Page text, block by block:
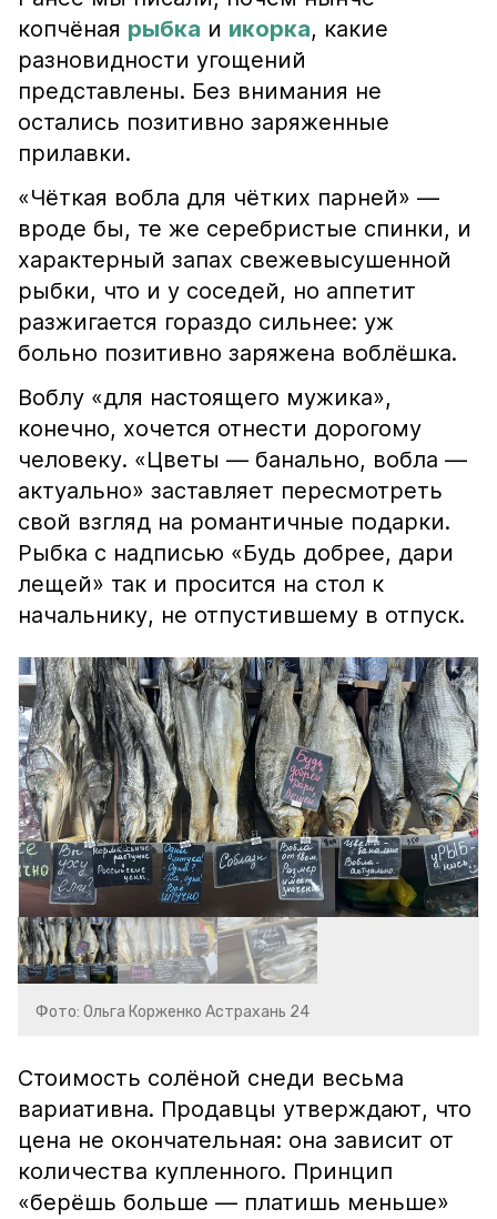
копчёная рыбка и икорка, какие
разновидности угощений
представлены. Без внимания не
остались позитивно заряженные
прилавки.
«Чёткая вобла для чётких парней» —
вроде бы, те же серебристые спинки, и
характерный запах свежевысушенной
рыбки, что и у соседей, но аппетит
разжигается гораздо сильнее: уж
больно позитивно заряжена воблёшка.
Воблу «для настоящего мужика»,
конечно, хочется отнести дорогому
человеку. «Цветы — банально, вобла —
актуально» заставляет пересмотреть
свой взгляд на романтичные подарки.
Рыбка с надписью «Будь добрее, дари
лещей» так и просится на стол к
начальнику, не отпустившему в отпуск.
Фото: Ольга Корженко Астрахань 24
Стоимость солёной снеди весьма
вариативна. Продавцы утверждают, что
цена не окончательная: она зависит от
количества купленного. Принцип
«берёшь больше — платишь меньше»